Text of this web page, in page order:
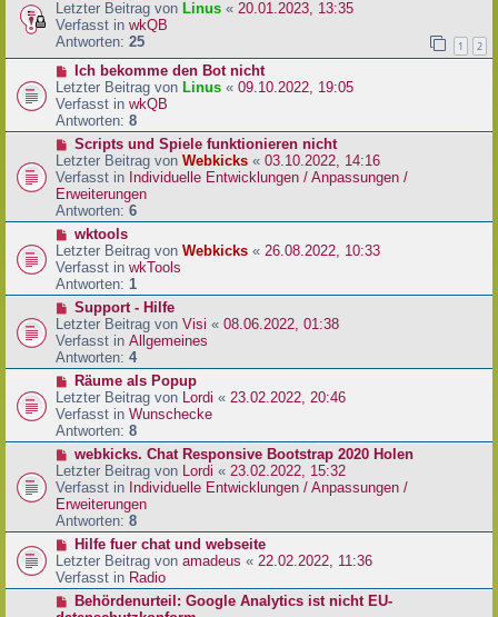
g
e
i
t
a
g
e
u
e
r
B
e
i
t
a
g
Letzter Beitrag von Linus « 20.01.2023, 13:35
Verfasst in wkQB
Antworten: 25 1 2
N
e
u
e
r
B
e
i
t
r
a
g
Ich bekomme den Bot nicht
Letzter Beitrag von Linus « 09.10.2022, 19:05
Verfasst in wkQB
Antworten: 8
N
e
u
e
r
B
e
i
t
r
a
g
Scripts und Spiele funktionieren nicht
Letzter Beitrag von Webkicks « 03.10.2022, 14:16
Verfasst in Individuelle Entwicklungen / Anpassungen /
Erweiterungen
Antworten: 6
N
e
u
e
r
B
e
i
t
a
g
wktools
Letzter Beitrag von Webkicks « 26.08.2022, 10:33
Verfasst in wkTools
Antworten: 1
N
e
u
e
r
B
e
i
t
a
g
Support - Hilfe
Letzter Beitrag von Visi « 08.06.2022, 01:38
Verfasst in Allgemeines
Antworten: 4
N
e
u
e
r
B
e
i
t
r
a
g
Räume als Popup
Letzter Beitrag von Lordi « 23.02.2022, 20:46
Verfasst in Wunschecke
Antworten: 8
N
e
u
e
r
B
e
i
t
webkicks. Chat Responsive Bootstrap 2020 Holen
Letzter Beitrag von Lordi « 23.02.2022, 15:32
Verfasst in Individuelle Entwicklungen / Anpassungen /
Erweiterungen
Antworten: 8
N
e
u
e
Hilfe fuer chat und webseite
Letzter Beitrag von amadeus « 22.02.2022, 11:36
Verfasst in Radio
NBehördenurteil: Google Analytics ist nicht EU-